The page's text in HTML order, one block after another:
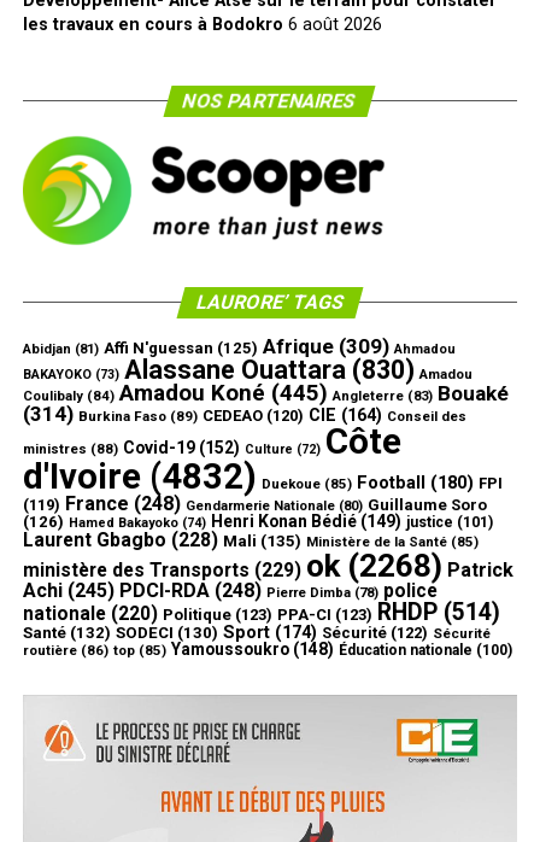
les travaux en cours à Bodokro 6 août 2026
NOS PARTENAIRES
LAURORE’ TAGS
Abidjan (81) Affi N'guessan (125) Afrique(309) Ahmadou
BAKAYOKO(73) Alassane Ouattara (830) Amadou
Coulibaly(84) Amadou Koné (445) Angleterre(83) Bouaké
(314) Burkina Faso(89) CEDEAO(120) CIE (164) Conseil des
ministres (88) Covid-19(152) Culture (72) Côte
d'Ivoire(4832) Duekoue(85) Football (180) FPI
(119) France (248) Gendarmerie Nationale(80) Guillaume Soro
(126) Hamed Bakayoko(74) Henri Konan Bédié(149) justice (101)
Laurent Gbagbo (228) Mali (135) Ministère de la Santé(85)
ministère des Transports (229) ok(2268) Patrick
Achi(245) PDCI-RDA(248) Pierre Dimba(78) police
nationale(220) Politique(123) PPA-CI (123) RHDP(514)
Santé(132) SODECI (130) Sport(174) Sécurité(122) Sécurité
routière(86) top(85) Yamoussoukro(148) Éducation nationale (100)